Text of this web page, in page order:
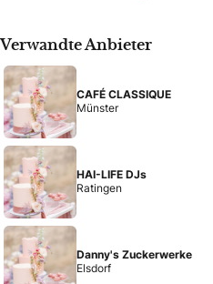
Verwandte Anbieter
CAFÉ CLASSIQUE
Münster
HAI-LIFE DJs
Ratingen
Danny's Zuckerwerke
Elsdorf